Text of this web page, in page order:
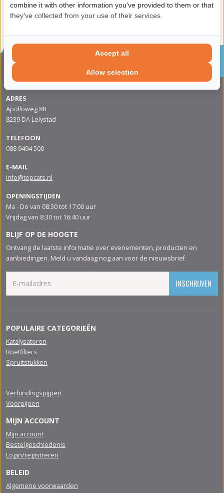
Sinds 2002 de specialist in katalysatoren en
roetfilters
CONTACTGEGVENS
ADRES
Apolloweg 88
8239 DA Lelystad
TELEFOON
088 9494 500
E-MAIL
info@topcats.nl
OPENINGSTIJDEN
Ma - Do van 08:30 tot 17:00 uur
Vrijdag van 8:30 tot 16:40 uur
BLIJF OP DE HOOGTE
Ontvang de laatste informatie over evenementen, producten en
aanbiedingen. Meld u vandaag nog aan voor de nieuwsbrief.
INSCHRIJVEN
POPULAIRE CATEGORIEËN
Katalysatoren
Roetfilters
Spruitstukken
Verbindingspijpen
Voorpijpen
MIJN ACCOUNT
Mijn account
Bestelgeschiedenis
Login/registreren
BELEID
Algemene voorwaarden
combine it with other information you've provided to them or that
they've collected from your use of their services.
Allow selection
Accept all